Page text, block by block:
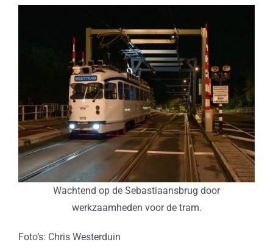
Wachtend op de Sebastiaansbrug door
werkzaamheden voor de tram.
Foto’s: Chris Westerduin